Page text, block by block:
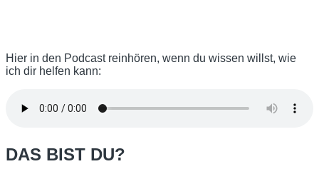
Hier in den Podcast reinhören, wenn du wissen willst, wie
ich dir helfen kann:
DAS BIST DU?